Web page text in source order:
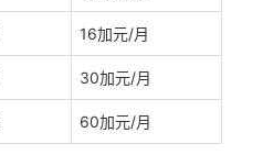
16加元/月
30加元/月
60加元/月